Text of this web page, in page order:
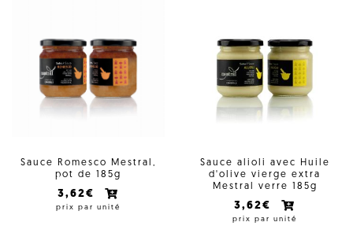
Sauce Romesco Mestral,
pot de 185g
3,62€
prix par unité
Sauce alioli avec Huile
d'olive vierge extra
Mestral verre 185g
3,62€
prix par unité